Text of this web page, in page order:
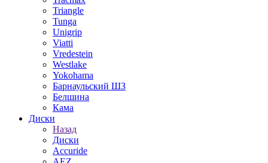
Triangle
Tunga
Unigrip
Viatti
Vredestein
Westlake
Yokohama
Барнаульский ШЗ
Белшина
Кама
Диски
Назад
Диски
Accuride